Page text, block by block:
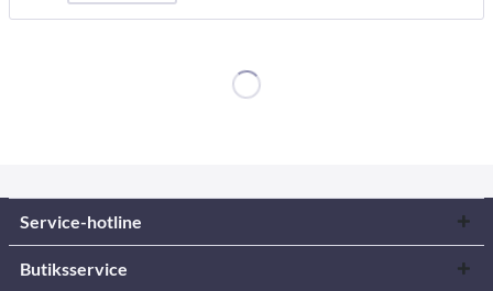
Service-hotline
Butiksservice